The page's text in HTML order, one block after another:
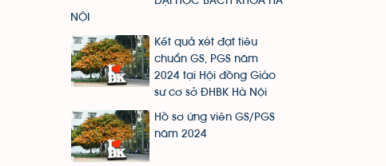
NỘI
Kết quả xét đạt tiêu
chuẩn GS, PGS năm
2024 tại Hội đồng Giáo
sư cơ sở ĐHBK Hà Nội
Hồ sơ ứng viên GS/PGS
năm 2024